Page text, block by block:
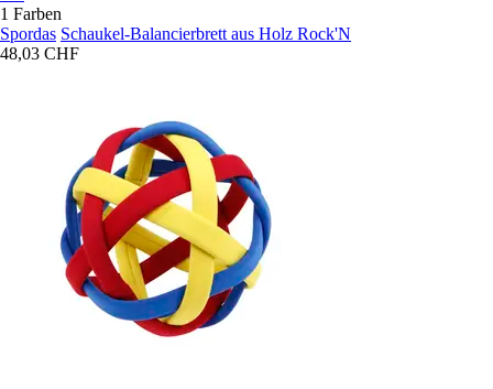
1 Farben
Spordas Schaukel-Balancierbrett aus Holz Rock'N
48,03 CHF